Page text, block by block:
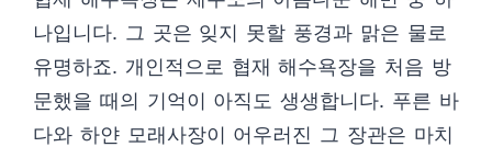
나입니다. 그 곳은 잊지 못할 풍경과 맑은 물로
유명하죠. 개인적으로 협재 해수욕장을 처음 방
문했을 때의 기억이 아직도 생생합니다. 푸른 바
다와 하얀 모래사장이 어우러진 그 장관은 마치